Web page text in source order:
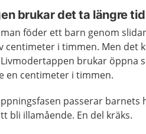
brukar det ta längre tid
föder ett barn genom
centimeter i timmen. Men det
brukar öppna
en centimeter i timmen.
passerar barnets
bli illamående. En del kräks.